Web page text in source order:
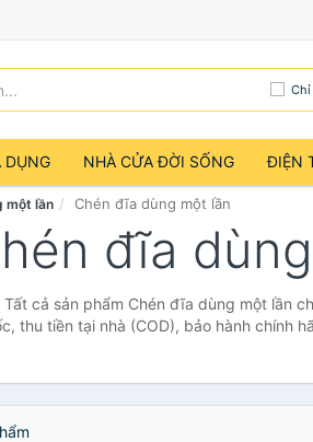
Chỉ
DỤNG NHÀ CỬA ĐỜI SỐNG ĐIỆN
một lần Chén đĩa dùng một lần
đĩa
cả sản phẩm Chén đĩa dùng một lần
thu tiền tại nhà (COD), bảo hành chính